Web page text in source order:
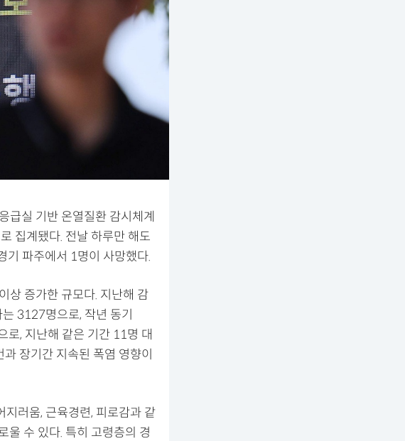
급실 기반 온열질환 감시체계
집계됐다. 전날 하루만 해도
기 파주에서 1명이 사망했다.
상 증가한 규모다. 지난해 감
3127명으로, 작년 동기
로, 지난해 같은 기간 11명 대
장기간 지속된 폭염 영향이
러움, 근육경련, 피로감과 같
울 수 있다. 특히 고령층의 경